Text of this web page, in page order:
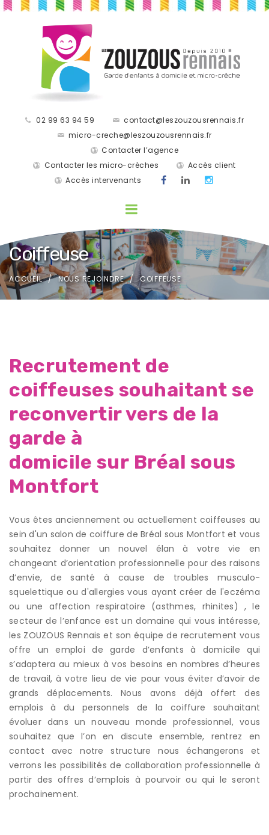
02 99 63 94 59
contact@leszouzousrennais.fr
micro-creche@leszouzousrennais.fr
Contacter l’agence
Contacter les micro-crèches
Accès client
Accès intervenants
Coiffeuse
ACCUEIL NOUS REJOINDRE COIFFEUSE
Recrutement de
coiffeuses souhaitant se
reconvertir vers de la
garde à
domicile sur Bréal sous
Montfort
Vous êtes anciennement ou actuellement coiffeuses au
sein d'un salon de coiffure de Bréal sous Montfort et vous
souhaitez donner un nouvel élan à votre vie en
changeant d’orientation professionnelle pour des raisons
d’envie, de santé à cause de troubles musculo-
squelettique ou d'allergies vous ayant créer de l'eczéma
ou une affection respiratoire (asthmes, rhinites) , le
secteur de l’enfance est un domaine qui vous intéresse,
les ZOUZOUS Rennais et son équipe de recrutement vous
offre un emploi de garde d’enfants à domicile qui
s’adaptera au mieux à vos besoins en nombres d’heures
de travail, à votre lieu de vie pour vous éviter d’avoir de
grands déplacements. Nous avons déjà offert des
emplois à du personnels de la coiffure souhaitant
évoluer dans un nouveau monde professionnel, vous
souhaitez que l’on en discute ensemble, rentrez en
contact avec notre structure nous échangerons et
verrons les possibilités de collaboration professionnelle à
partir des offres d’emplois à pourvoir ou qui le seront
prochainement.